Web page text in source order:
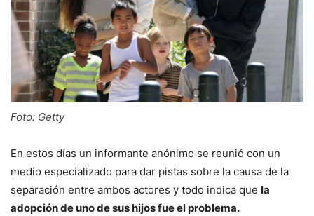
Foto: Getty
En estos días un informante anónimo se reunió con un
medio especializado para dar pistas sobre la causa de la
separación entre ambos actores y todo indica que la
adopción de uno de sus hijos fue el problema.